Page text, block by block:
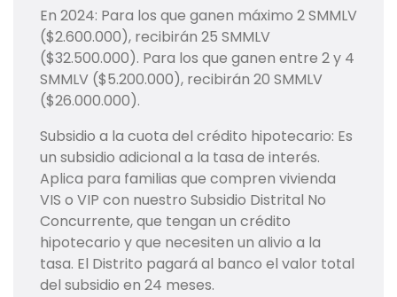
En 2024: Para los que ganen máximo 2 SMMLV
($2.600.000), recibirán 25 SMMLV
($32.500.000). Para los que ganen entre 2 y 4
SMMLV ($5.200.000), recibirán 20 SMMLV
($26.000.000).
Subsidio a la cuota del crédito hipotecario: Es
un subsidio adicional a la tasa de interés.
Aplica para familias que compren vivienda
VIS o VIP con nuestro Subsidio Distrital No
Concurrente, que tengan un crédito
hipotecario y que necesiten un alivio a la
tasa. El Distrito pagará al banco el valor total
del subsidio en 24 meses.